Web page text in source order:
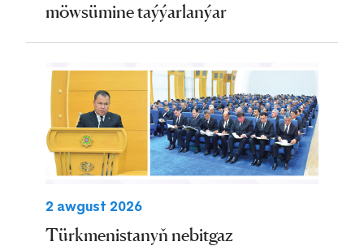
möwsümine taýýarlanýar
2 awgust 2026
Türkmenistanyň nebitgaz